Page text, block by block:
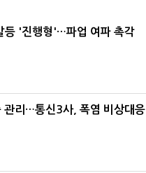
등 '진행형'…파업 여파 촉각
관리…통신3사, 폭염 비상대응